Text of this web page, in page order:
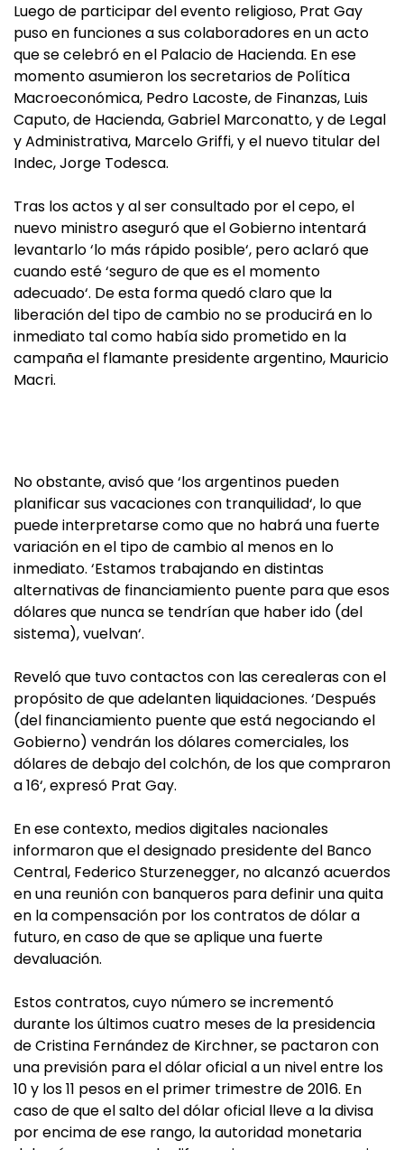
Luego de participar del evento religioso, Prat Gay
puso en funciones a sus colaboradores en un acto
que se celebró en el Palacio de Hacienda. En ese
momento asumieron los secretarios de Política
Macroeconómica, Pedro Lacoste, de Finanzas, Luis
Caputo, de Hacienda, Gabriel Marconatto, y de Legal
y Administrativa, Marcelo Griffi, y el nuevo titular del
Indec, Jorge Todesca.
Tras los actos y al ser consultado por el cepo, el
nuevo ministro aseguró que el Gobierno intentará
levantarlo ‘lo más rápido posible‘, pero aclaró que
cuando esté ‘seguro de que es el momento
adecuado‘. De esta forma quedó claro que la
liberación del tipo de cambio no se producirá en lo
inmediato tal como había sido prometido en la
campaña el flamante presidente argentino, Mauricio
Macri.
No obstante, avisó que ‘los argentinos pueden
planificar sus vacaciones con tranquilidad‘, lo que
puede interpretarse como que no habrá una fuerte
variación en el tipo de cambio al menos en lo
inmediato. ‘Estamos trabajando en distintas
alternativas de financiamiento puente para que esos
dólares que nunca se tendrían que haber ido (del
sistema), vuelvan‘.
Reveló que tuvo contactos con las cerealeras con el
propósito de que adelanten liquidaciones. ‘Después
(del financiamiento puente que está negociando el
Gobierno) vendrán los dólares comerciales, los
dólares de debajo del colchón, de los que compraron
a 16‘, expresó Prat Gay.
En ese contexto, medios digitales nacionales
informaron que el designado presidente del Banco
Central, Federico Sturzenegger, no alcanzó acuerdos
en una reunión con banqueros para definir una quita
en la compensación por los contratos de dólar a
futuro, en caso de que se aplique una fuerte
devaluación.
Estos contratos, cuyo número se incrementó
durante los últimos cuatro meses de la presidencia
de Cristina Fernández de Kirchner, se pactaron con
una previsión para el dólar oficial a un nivel entre los
10 y los 11 pesos en el primer trimestre de 2016. En
caso de que el salto del dólar oficial lleve a la divisa
por encima de ese rango, la autoridad monetaria